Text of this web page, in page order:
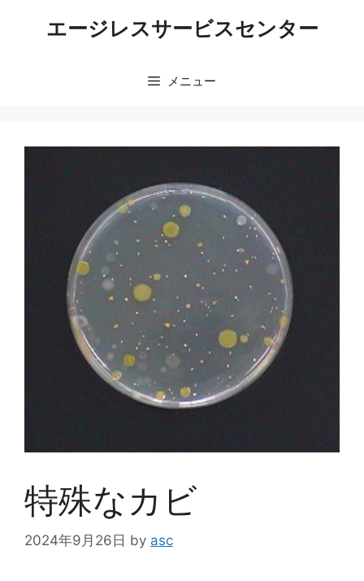
エージレスサービスセンター
メニュー
特殊なカビ
2024年9月26日 by asc